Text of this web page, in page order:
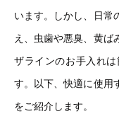
います。しかし、日常
え、虫歯や悪臭、黄ば
ザラインのお手入れ
す。以下、快適に使用
をご紹介します。